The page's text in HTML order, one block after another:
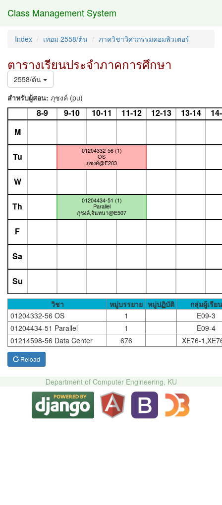
Class Management System
Index เทอม 2558/ต้น ภาควิชาวิศวกรรมคอมพิวเตอร์
ตารางเรียนประจำภาคการศึกษา
2558/ต้น
สำหรับผู้สอน: ภุชงค์ (pu)
8-9 9-10 10-11 11-12 12-13 13-14
01204332-56 (1)
OS
ภุชงค์@E203
01204434-51 (1)
Parallel
ภุชงค์,จันทนา@E507
M
Tu
W
Th
F
Sa
Su
วิชา หมู่บรรยาย หมู่ปฏิบัติ
กลุ่มผู้เรียน
01204332-56 OS
1
E09-3
01204434-51 Parallel
1
E09-4
01214598-56 Data Center
676 XE76-
Reload
Department of Computer Engineering, KU